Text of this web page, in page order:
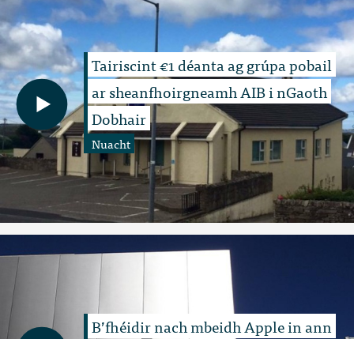
Tairiscint €1 déanta ag grúpa pobail
ar sheanfhoirgneamh AIB i nGaoth
Dobhair
Nuacht
B’fhéidir nach mbeidh Apple in ann